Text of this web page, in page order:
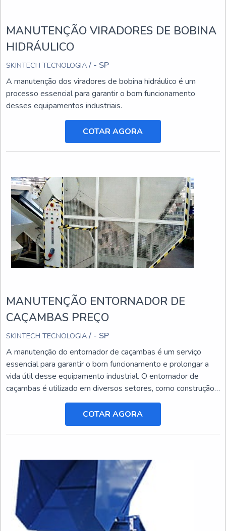
MANUTENÇÃO VIRADORES DE BOBINA
HIDRÁULICO
SKINTECH TECNOLOGIA / - SP
A manutenção dos viradores de bobina hidráulico é um
processo essencial para garantir o bom funcionamento
desses equipamentos industriais.
COTAR AGORA
MANUTENÇÃO ENTORNADOR DE
CAÇAMBAS PREÇO
SKINTECH TECNOLOGIA / - SP
A manutenção do entornador de caçambas é um serviço
essencial para garantir o bom funcionamento e prolongar a
vida útil desse equipamento industrial. O entornador de
caçambas é utilizado em diversos setores, como construção
civil, mineração e agricultura, e está sujeito a desgastes e
danos ao longo do tempo.COTAR AGORA